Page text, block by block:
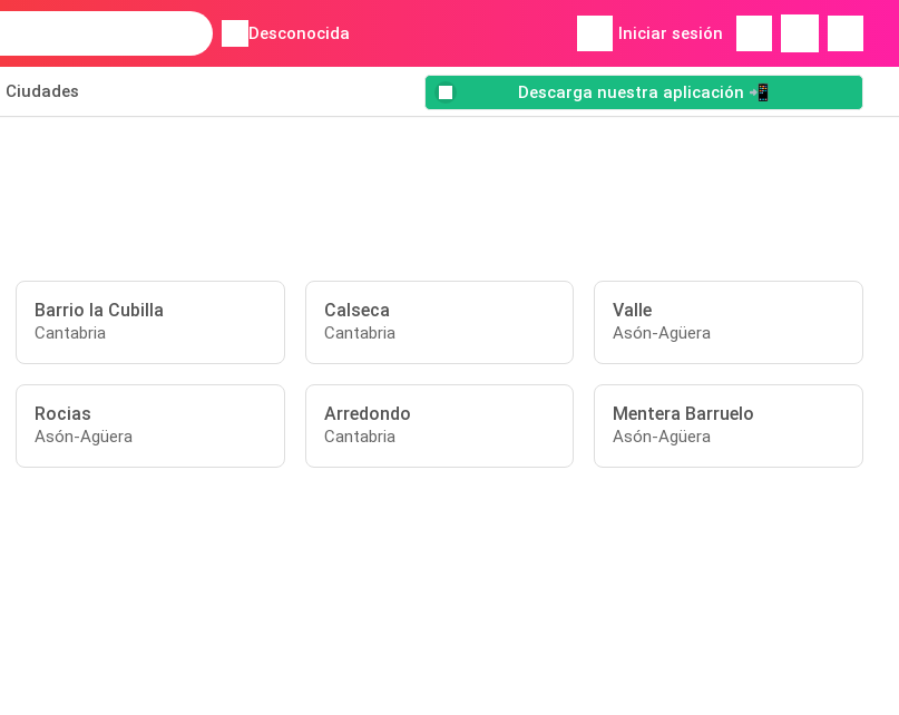
Desconocida Iniciar sesión
Ciudades Descarga nuestra aplicación 📲
Barrio la Cubilla
Cantabria
Calseca
Cantabria
Valle
Asón-Agüera
Rocias
Asón-Agüera
Arredondo
Cantabria
Mentera Barruelo
Asón-Agüera